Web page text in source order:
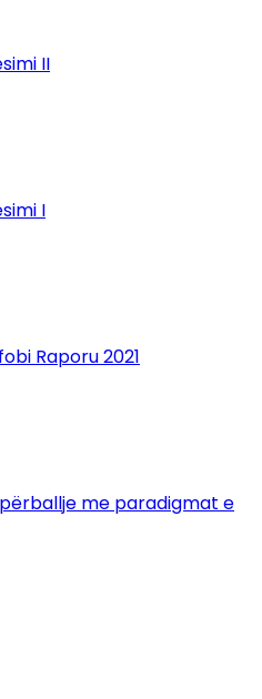
II
I
Raporu 2021
me paradigmat e